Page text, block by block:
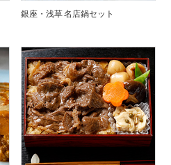
銀座・浅草 名店鍋セット